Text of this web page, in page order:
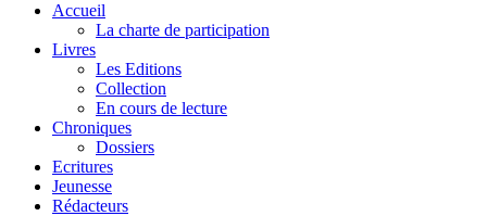
Accueil
La charte de participation
Livres
Les Editions
Collection
En cours de lecture
Chroniques
Dossiers
Ecritures
Jeunesse
Rédacteurs